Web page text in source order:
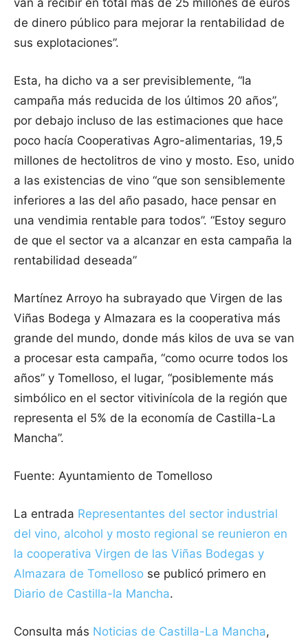
de dinero público para mejorar la rentabilidad de
sus explotaciones”.
Esta, ha dicho va a ser previsiblemente, “la
campaña más reducida de los últimos 20 años”,
por debajo incluso de las estimaciones que hace
poco hacía Cooperativas Agro-alimentarias, 19,5
millones de hectolitros de vino y mosto. Eso, unido
a las existencias de vino “que son sensiblemente
inferiores a las del año pasado, hace pensar en
una vendimia rentable para todos”. “Estoy seguro
de que el sector va a alcanzar en esta campaña la
rentabilidad deseada”
Martínez Arroyo ha subrayado que Virgen de las
Viñas Bodega y Almazara es la cooperativa más
grande del mundo, donde más kilos de uva se van
a procesar esta campaña, “como ocurre todos los
años” y Tomelloso, el lugar, “posiblemente más
simbólico en el sector vitivinícola de la región que
representa el 5% de la economía de Castilla-La
Mancha”.
Fuente: Ayuntamiento de Tomelloso
La entrada Representantes del sector industrial
del vino, alcohol y mosto regional se reunieron en
la cooperativa Virgen de las Viñas Bodegas y
Almazara de Tomelloso se publicó primero en
Diario de Castilla-la Mancha.
Consulta más Noticias de Castilla-La Mancha,